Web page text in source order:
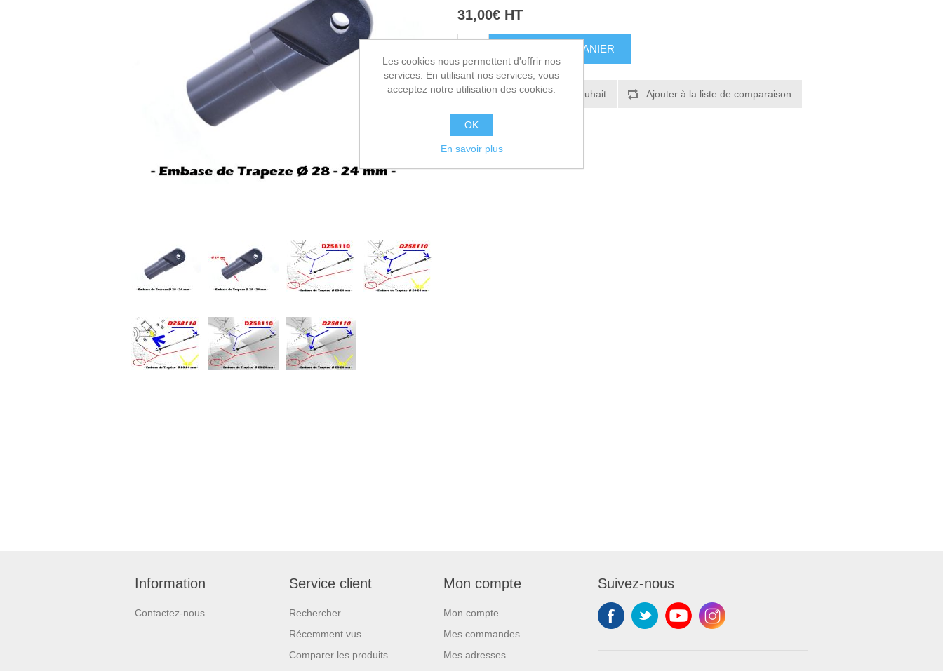
31,00€ HT
AJOUTER AU PANIER
Ajouter à la liste de souhait Ajouter à la liste de comparaison
Information
Contactez-nous
Service client
Rechercher
Récemment vus
Comparer les produits
Mon compte
Mon compte
Mes commandes
Mes adresses
Suivez-nous
Les cookies nous permettent d'offrir nos
services. En utilisant nos services, vous
acceptez notre utilisation des cookies.
OK
En savoir plus